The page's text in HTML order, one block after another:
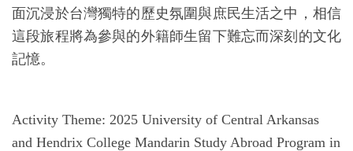
面沉浸於台灣獨特的歷史氛圍與庶民生活之中，相信
這段旅程將為參與的外籍師生留下難忘而深刻的文化
記憶。
Activity Theme: 2025 University of Central Arkansas
and Hendrix College Mandarin Study Abroad Program in